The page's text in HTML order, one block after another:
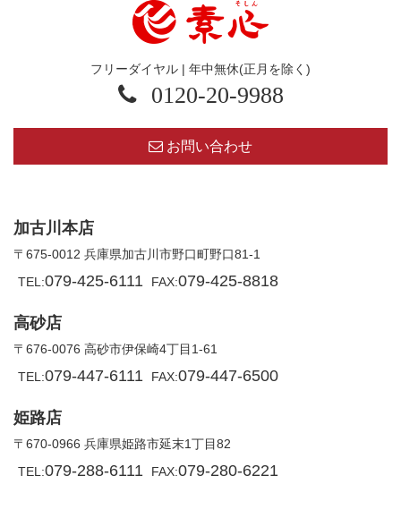
フリーダイヤル | 年中無休(正月を除く)
0120-20-9988
お問い合わせ
加古川本店
〒675-0012 兵庫県加古川市野口町野口81-1
TEL:079-425-6111 FAX:079-425-8818
高砂店
〒676-0076 高砂市伊保崎4丁目1-61
TEL:079-447-6111 FAX:079-447-6500
姫路店
〒670-0966 兵庫県姫路市延末1丁目82
TEL:079-288-6111 FAX:079-280-6221